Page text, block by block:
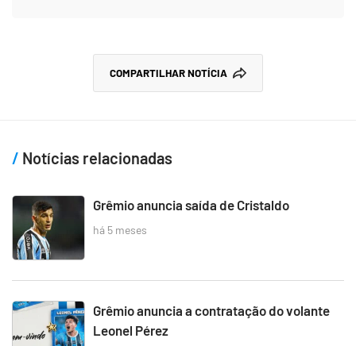
COMPARTILHAR NOTÍCIA
Notícias relacionadas
Grêmio anuncia saída de Cristaldo
há 5 meses
Grêmio anuncia a contratação do volante
Leonel Pérez